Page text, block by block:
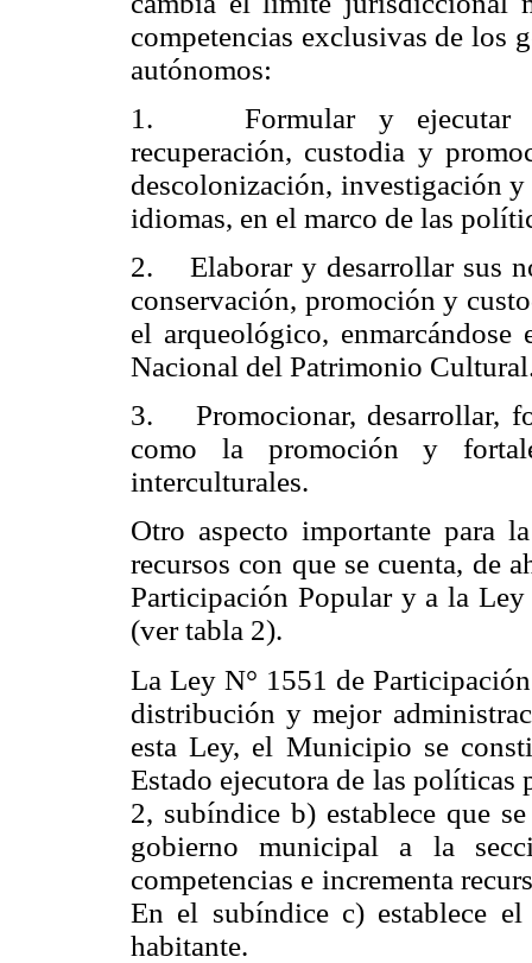
competencias exclusivas de los
autónomos:
1. Formular y ejecutar
recuperación, custodia y
descolonización, investigación y
idiomas, en el marco de las
2. Elaborar y desarrollar sus
conservación, promoción y
el arqueológico,
Nacional del Patrimonio
3. Promocionar, desarrollar,
como la promoción y
interculturales.
Otro aspecto importante para
recursos con que se cuenta, de
Participación Popular y a la
(ver tabla 2).
La Ley N° 1551 de
distribución y mejor
esta Ley, el Municipio se
Estado ejecutora de las políticas
2, subíndice b) establece que
gobierno municipal a la
competencias e incrementa
En el subíndice c) establece
habitante.